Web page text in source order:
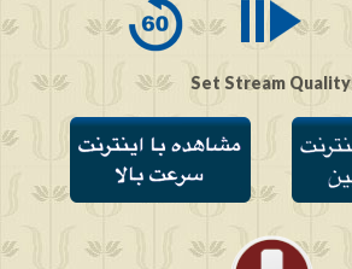
of
Set Stream Quality